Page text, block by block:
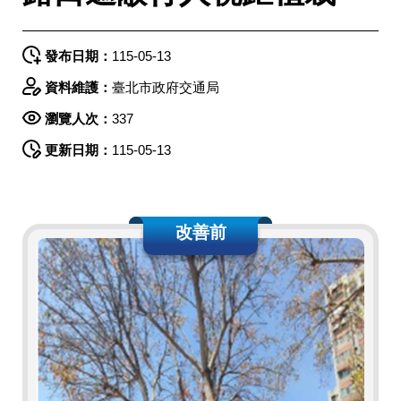
發布日期： 115-05-13
資料維護： 臺北市政府交通局
瀏覽人次： 337
更新日期： 115-05-13
改善前